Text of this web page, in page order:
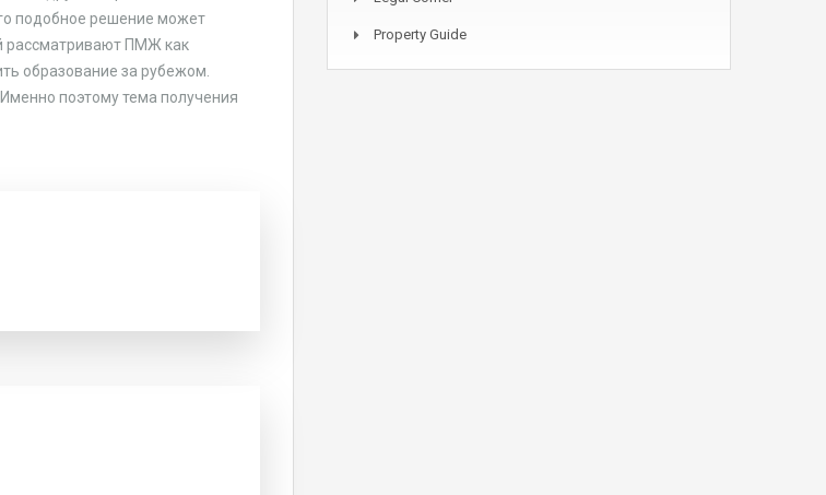
подобное решение может
рассматривают ПМЖ как
образование за рубежом.
поэтому тема получения
Property Guide